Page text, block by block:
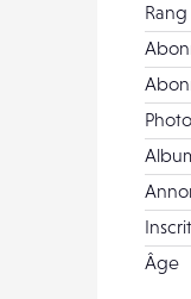
Rang
Âge